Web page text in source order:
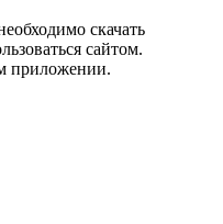
скачать
сайтом.
приложении.